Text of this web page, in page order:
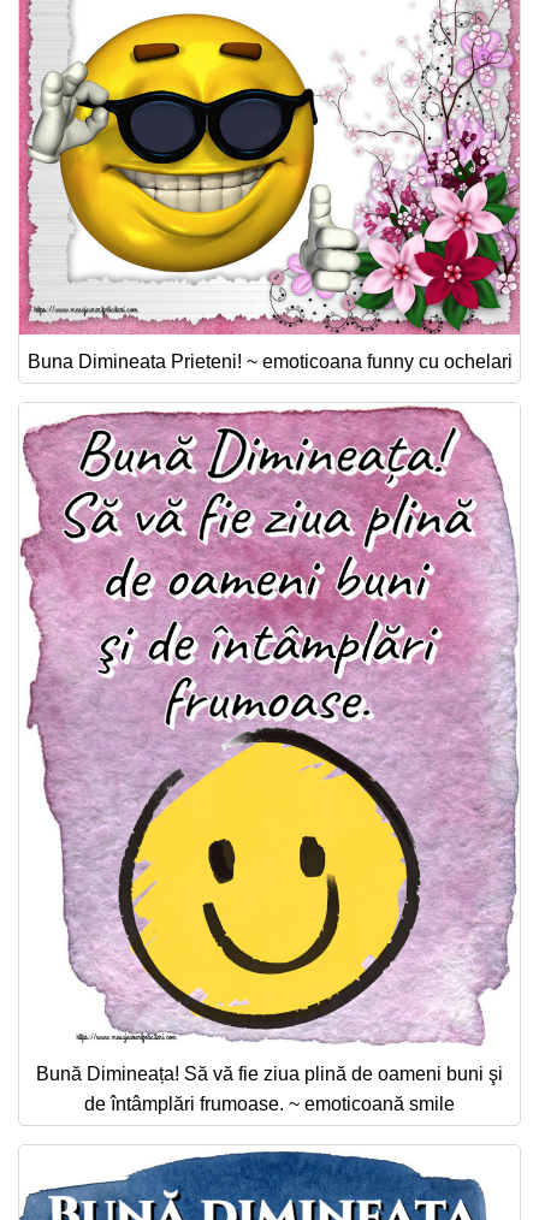
Buna Dimineata Prieteni! ~ emoticoana funny cu ochelari
Bună Dimineața! Să vă fie ziua plină de oameni buni şi
de întâmplări frumoase. ~ emoticoană smile